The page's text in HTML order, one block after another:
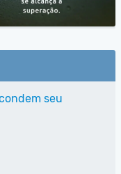
seu